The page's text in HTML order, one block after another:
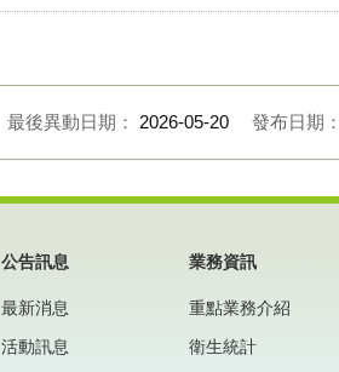
最後異動日期： 2026-05-20 發布日期：
公告訊息
最新消息
活動訊息
業務資訊
重點業務介紹
衛生統計